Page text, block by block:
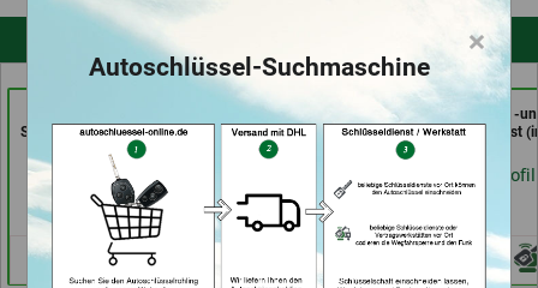
Sicherheitstechnik Güler
GmbH (in Karlsruhe)
Händlerprofil
Schuh und Schlüssel
Profi Dschurny (in
Rosdorf)
In Time Schuh -
Schlüsseldienst
Händlerprofil
×
Autoschlüssel-Suchmaschine